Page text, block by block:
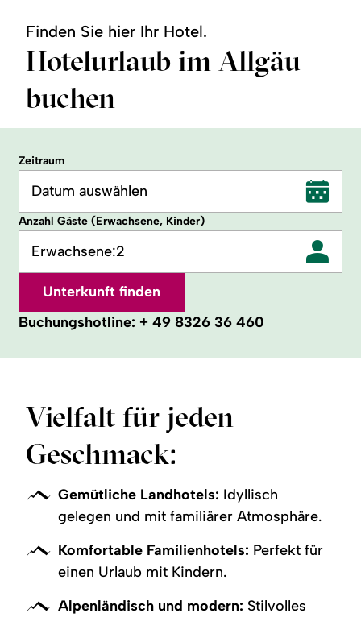
Finden Sie hier Ihr Hotel.
Hotelurlaub im Allgäu
buchen
Zeitraum
Datum auswählen
Anzahl Gäste (Erwachsene, Kinder)
2
Erwachsene:
Unterkunft finden
Buchungshotline: + 49 8326 36 460
Vielfalt für jeden
Geschmack:
Gemütliche Landhotels: Idyllisch
gelegen und mit familiärer Atmosphäre.
Komfortable Familienhotels: Perfekt für
einen Urlaub mit Kindern.
Alpenländisch und modern: Stilvolles